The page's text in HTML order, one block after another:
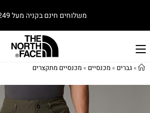
משלוחים חינם בקניה מעל 249 ש"ח
»גברים »מכנסיים »מכנסיים מתקצרים